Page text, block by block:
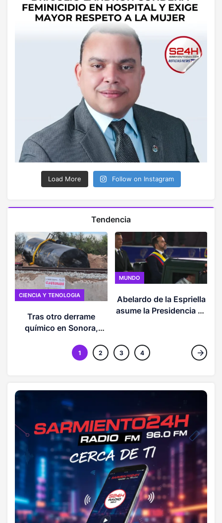
Load More Follow on Instagram
Tendencia
CIENCIA Y TENOLOGIA
Tras otro derrame
químico en Sonora,
potenciales impactos en
la salud, agua, y suelos
MUNDO
Abelardo de la Espriella
asume la Presidencia de
Gobierno
1 2 3 4